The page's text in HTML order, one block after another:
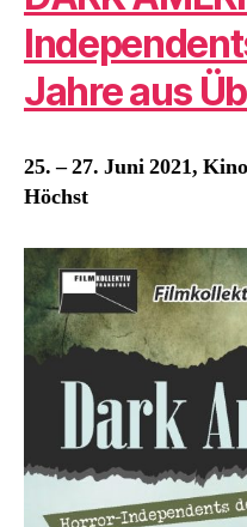
Jahre aus
25. – 27. Juni 2021,
Höchst